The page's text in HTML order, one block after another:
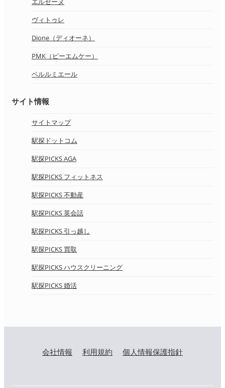
ヴィトゥレ
Dione（ディオーネ）
PMK（ピーエムケー）
ベルルミエール
サイト情報
サイトマップ
駅探ドットコム
駅探PICKS AGA
駅探PICKS フィットネス
駅探PICKS 不動産
駅探PICKS 英会話
駅探PICKS 引っ越し
駅探PICKS 買取
駅探PICKS ハウスクリーニング
駅探PICKS 婚活
会社情報 利用規約 個人情報保護指針